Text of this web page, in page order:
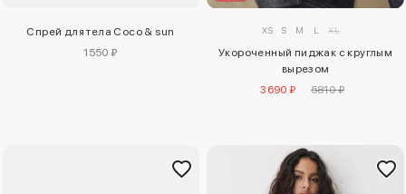
Спрей для тела Coco & sun
1550 ₽
XS S M L XL
Укороченный пиджак с круглым
вырезом
3690 ₽
5810 ₽